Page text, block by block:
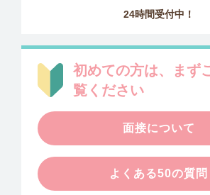
24時間受付中！
初めての方は、まず
覧ください
面接について
よくある50の質問